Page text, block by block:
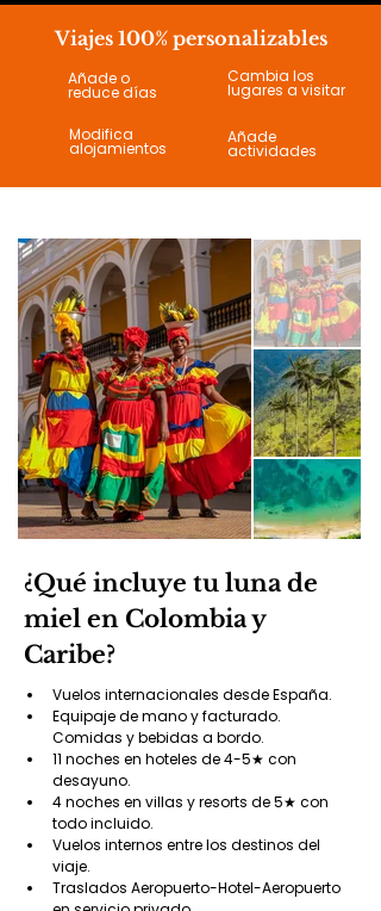
Viajes 100% personalizables
Añade o
reduce días
Cambia los
lugares a visitar
Modifica
alojamientos
Añade
actividades
¿Qué incluye tu luna de
miel en Colombia y
Caribe?
Vuelos internacionales desde España.
Equipaje de mano y facturado.
Comidas y bebidas a bordo.
11 noches en hoteles de 4-5★ con
desayuno.
4 noches en villas y resorts de 5★ con
todo incluido.
Vuelos internos entre los destinos del
viaje.
Traslados Aeropuerto-Hotel-Aeropuerto